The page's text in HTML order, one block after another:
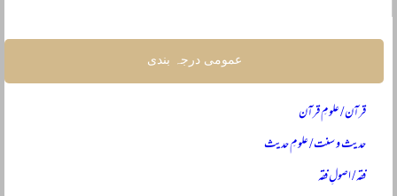
عمومی درجہ بندی
قرآن / علومِ قرآن
حدیث و سنت / علومِ حدیث
فقہ / اصولِ فقہ